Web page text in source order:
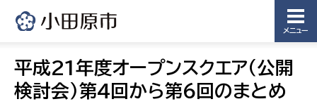
メニュー
平成21年度オープンスクエア（公開
検討会）第4回から第6回のまとめ